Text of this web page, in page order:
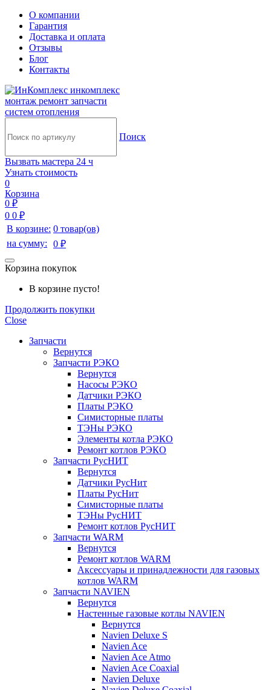
О компании
Гарантия
Доставка и оплата
Отзывы
Блог
Контакты
инкомплекс
монтаж ремонт запчасти
систем отопления
Поиск
Вызвать мастера 24 ч
Узнать стоимость
0
Корзина
0 ₽
0 0 ₽
В корзине: 0 товар(ов)
на сумму:
0 ₽
Корзина покупок
В корзине пусто!
Продолжить покупки
Close
Запчасти
Вернутся
Запчасти РЭКО
Вернутся
Насосы РЭКО
Датчики РЭКО
Платы РЭКО
Симисторные платы
ТЭНы РЭКО
Элементы котла РЭКО
Ремонт котлов РЭКО
Запчасти РусНИТ
Вернутся
Датчики РусНит
Платы РусНит
Симисторные платы
ТЭНы РусНИТ
Ремонт котлов РусНИТ
Запчасти WARM
Вернутся
Ремонт котлов WARM
Аксессуары и принадлежности для газовых
котлов WARM
Запчасти NAVIEN
Вернутся
Настенные газовые котлы NAVIEN
Вернутся
Navien Deluxe S
Navien Ace
Navien Ace Atmo
Navien Ace Coaxial
Navien Deluxe